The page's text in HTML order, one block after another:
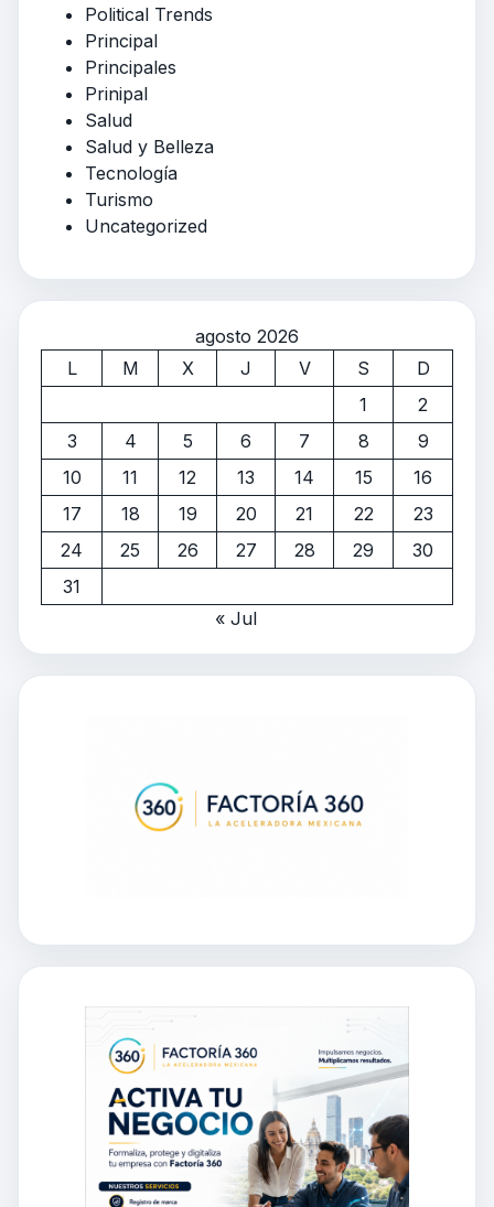
Political Trends
Principal
Principales
Prinipal
Salud
Salud y Belleza
Tecnología
Turismo
Uncategorized
agosto 2026
L
M X J V S
D
1
2
3
4 5 6 7 8
9
10
11 12 13 14 15
16
17
18 19 20 21 22
23
24
25 26 27 28 29
30
31
« Jul